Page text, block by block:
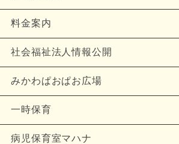
料金案内
社会福祉法人情報公開
みかわぱおぱお広場
一時保育
病児保育室マハナ